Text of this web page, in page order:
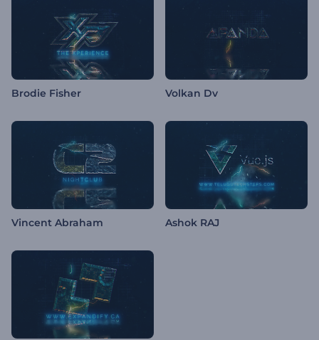
Brodie Fisher Volkan Dv
Vincent Abraham Ashok RAJ